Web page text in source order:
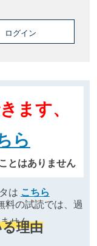
ログイン
ます、
ら
とはありません
は こちら
料の試読では、過
せん
理由